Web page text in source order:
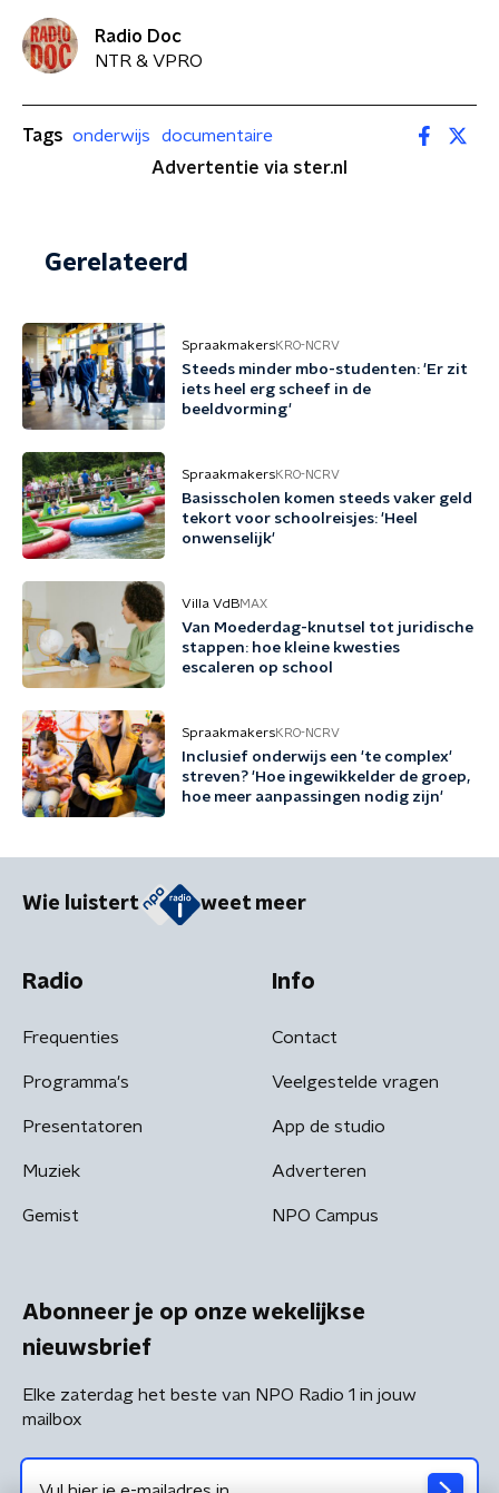
Radio Doc
NTR & VPRO
Tags onderwijs
documentaire
Advertentie via ster.nl
Gerelateerd
SpraakmakersKRO-NCRV
Steeds minder mbo-studenten: 'Er zit
iets heel erg scheef in de
beeldvorming'
SpraakmakersKRO-NCRV
Basisscholen komen steeds vaker geld
tekort voor schoolreisjes: 'Heel
onwenselijk'
Villa VdBMAX
Van Moederdag-knutsel tot juridische
stappen: hoe kleine kwesties
escaleren op school
SpraakmakersKRO-NCRV
Inclusief onderwijs een 'te complex'
streven? 'Hoe ingewikkelder de groep,
hoe meer aanpassingen nodig zijn'
Wie luistert weet meer
Radio
Frequenties
Programma's
Presentatoren
Muziek
Gemist
Info
Contact
Veelgestelde vragen
App de studio
Adverteren
NPO Campus
Abonneer je op onze wekelijkse
nieuwsbrief
Elke zaterdag het beste van NPO Radio 1 in jouw
mailbox